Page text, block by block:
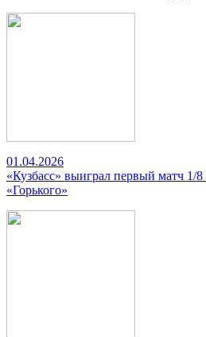
01.04.2026
«Кузбасс» выиграл первый матч 1/
«Горького»